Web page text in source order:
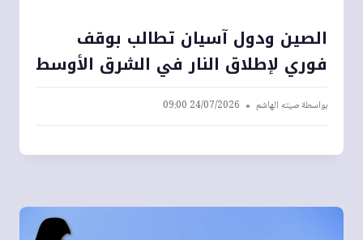
الصين ودول آسيان تطالب بوقف
فوري لإطلاق النار في الشرق الأوسط
بواسطةصيته الهاشم 24/07/2026 09:00